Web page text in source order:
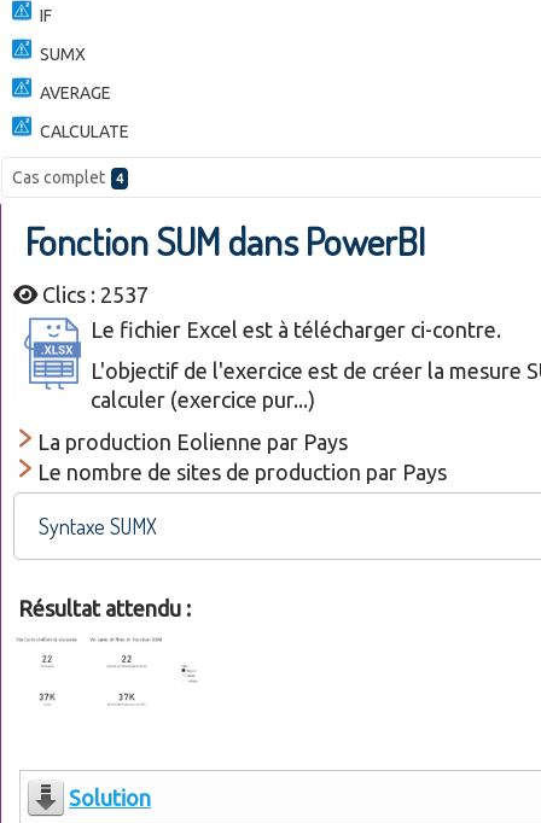
IF
SUMX
AVERAGE
CALCULATE
Cas complet 4
Fonction SUM dans PowerBI
Clics : 2537
Le fichier Excel est à télécharger ci-contre.
L'objectif de l'exercice est de créer la mesure
calculer (exercice pur...)
La production Eolienne par Pays
Le nombre de sites de production par Pays
Syntaxe SUMX
Résultat attendu :
Solution